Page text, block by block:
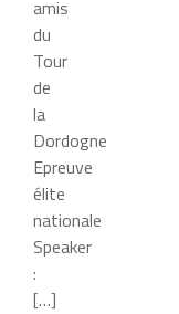
amis
du
Tour
de
la
Dordogne
Epreuve
élite
nationale
Speaker
:
[…]